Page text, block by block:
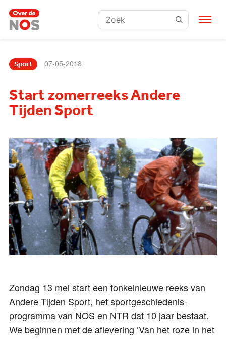
Zoeken:
Sport 07-05-2018
Start zomerreeks Andere
Tijden Sport
Zondag 13 mei start een fonkelnieuwe reeks van
Andere Tijden Sport, het sportgeschiedenis-
programma van NOS en NTR dat 10 jaar bestaat.
We beginnen met de aflevering ‘Van het roze in het